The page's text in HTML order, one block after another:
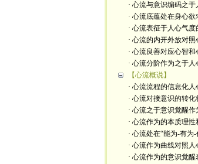
· 心流与意识编码之
· 心流底蕴处在身心
· 心流表征于人心气
· 心流的内开外放对
· 心流良善对应心智
· 心流分阶作为之于
【心流概说】
· 心流流程的信息化人
· 心流对接意识的转化
· 心流之于意识觉醒
· 心流作为的本质理
· 心流处在“能为-有为
· 心流作为曲线对照
· 心流作为的意识觉醒